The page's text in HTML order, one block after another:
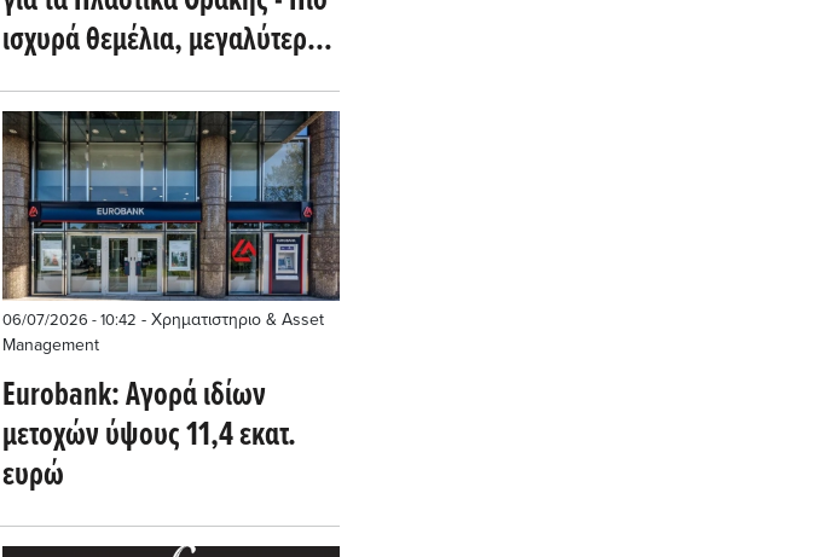
ισχυρά θεμέλια, μεγαλύτερη
στρατηγική ευελιξία
06/07/2026 - 10:42 - Χρηματιστηριο & Asset
Management
Eurobank: Αγορά ιδίων
μετοχών ύψους 11,4 εκατ.
ευρώ